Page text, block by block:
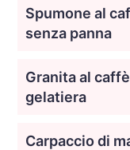
Spumone al
senza panna
Granita al
gelatiera
Carpaccio di